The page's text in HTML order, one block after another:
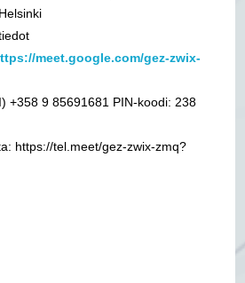
meet.google.com/gez-zwix-
+358 9 85691681‬ PIN-koodi: ‪238
https://tel.meet/gez-zwix-zmq?